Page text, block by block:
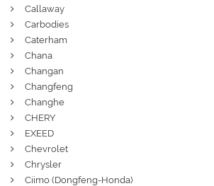
Callaway
Carbodies
Caterham
Chana
Changan
Changfeng
Changhe
CHERY
EXEED
Chevrolet
Chrysler
Ciimo (Dongfeng-Honda)